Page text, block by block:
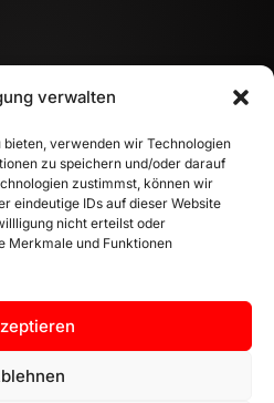
verwalten
verwenden wir Technologien
zu speichern und/oder darauf
zustimmst, können wir
eindeutige IDs auf dieser Website
nicht erteilst oder
Merkmale und Funktionen